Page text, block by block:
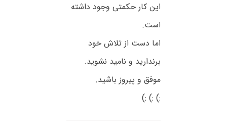
این کار حکمتی وجود داشته
است.
اما دست از تلاش خود
برندارید و نامید نشوید.
موفق و پیروز باشید.
:) :) :)